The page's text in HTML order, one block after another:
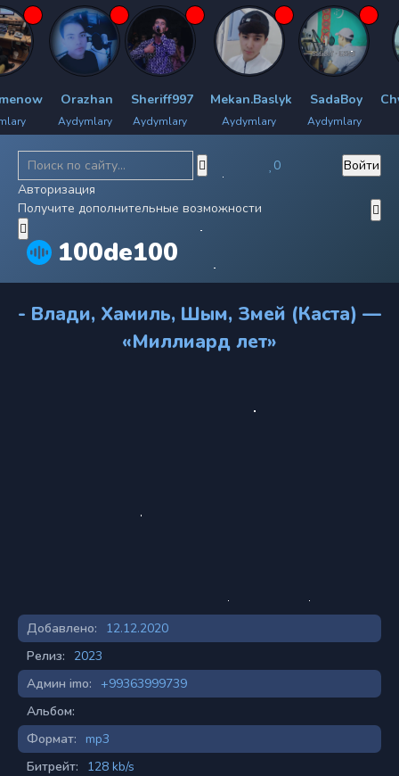
Orazhan
Aydymlary
Sheriff997
Aydymlary
Mekan.Baslyk
Aydymlary
SadaBoy
Aydymlary
100de100
0
Войти
Авторизация
Получите дополнительные возможности
- Влади, Хамиль, Шым, Змей (Каста) —
«Миллиард лет»
Добавлено:
12.12.2020
Релиз:
2023
Админ imo:
+99363999739
Альбом:
Формат:
mp3
Битрейт:
128 kb/s